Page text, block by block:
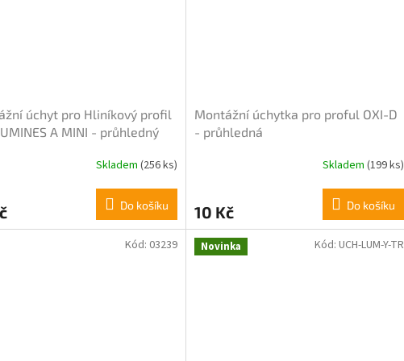
úchyt pro Hliníkový profil
A MINI - průhledný
Skladem (256 ks)
Do košíku
Montážní úchytka pro proful OXI-D
- průhledná
je
5,0
5
Skladem (199 ks)
10 Kč Do košíku
Kód: 03239 Novinka Kód: UCH-LUM-Y-TR